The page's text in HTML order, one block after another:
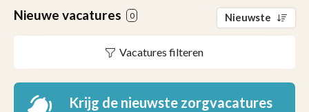
Nieuwe vacatures 0 Nieuwste
Vacatures filteren
Krijg de nieuwste zorgvacatures